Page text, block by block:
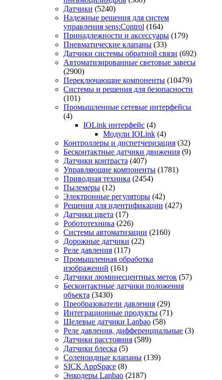
Датчики (5240)
Надежные решения для систем
управления sens:Control (164)
Принадлежности и аксессуары (179)
Пневматические клапаны (33)
Датчики системы обратной связи (692)
Автоматизированные световые завесы
(2900)
Переключающие компоненты (10479)
Системы и решения для безопасности
(101)
Промышленные сетевые интерфейсы
(4)
IOLink интерфейс (4)
Модули IOLink (4)
Контроллеры и диспетчеризация (32)
Бесконтактные датчики движения (9)
Датчики контраста (407)
Управляющие компоненты (1781)
Приводная техника (2454)
Пылемеры (12)
Электронные регуляторы (42)
Решения для идентификации (427)
Датчики цвета (17)
Робототехника (226)
Системы автоматизации (2160)
Дорожные датчики (22)
Реле давления (117)
Промышленная обработка
изображений (161)
Датчики люминесцентных меток (57)
Бесконтактные датчики положения
объекта (3430)
Преобразователи давления (29)
Интеграционные продукты (71)
Щелевые датчики Lanbao (58)
Реле давления, дифференциальные (3)
Датчики расстояния (589)
Датчики блеска (5)
Соленоидные клапаны (139)
SICK AppSpace (8)
Энкодеры Lanbao (2187)